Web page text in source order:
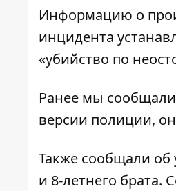
Информацию о
инцидента
«убийство по
Ранее мы
версии полиции,
Также сообщали об
и 8-летнего брата.